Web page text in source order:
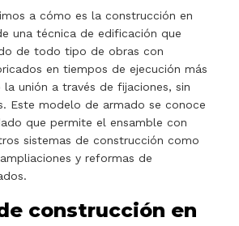
a cómo es la construcción en
una técnica de edificación que
de todo tipo de obras con
en tiempos de ejecución más
unión a través de fijaciones, sin
Este modelo de armado se conoce
que permite el ensamble con
sistemas de construcción como
y reformas de
construcción en